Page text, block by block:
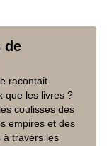
de
racontait
que les livres ?
coulisses des
empires et des
à travers les